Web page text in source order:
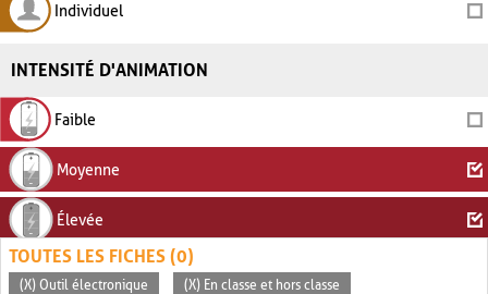
Individuel
INTENSITÉ D'ANIMATION
Faible
Moyenne
Élevée
TOUTES LES FICHES (0)
(X) Outil électronique (X) En classe et hors classe